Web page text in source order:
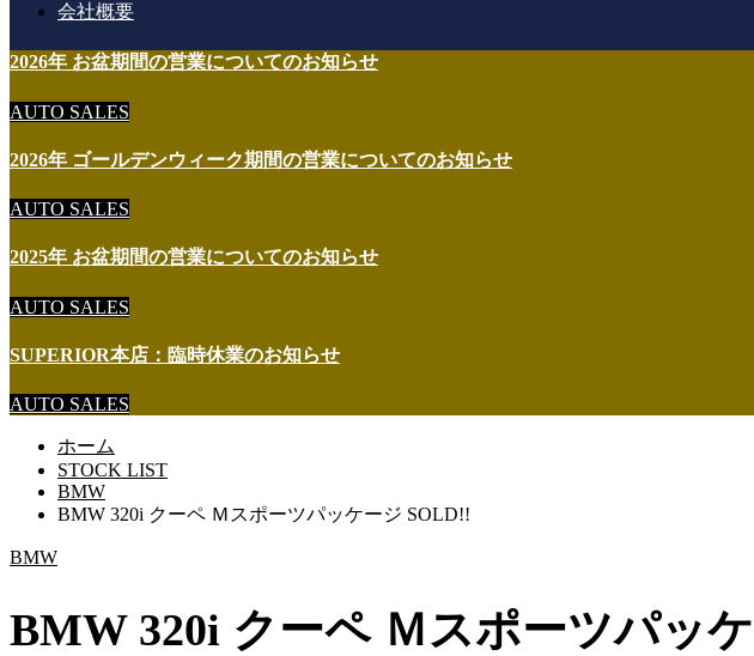
会社概要
2026年 お盆期間の営業についてのお知らせ
AUTO SALES
2026年 ゴールデンウィーク期間の営業についてのお知らせ
AUTO SALES
2025年 お盆期間の営業についてのお知らせ
AUTO SALES
SUPERIOR本店：臨時休業のお知らせ
AUTO SALES
ホーム
STOCK LIST
BMW
BMW 320i クーペ Ｍスポーツパッケージ SOLD!!
BMW
BMW 320i クーペ Ｍスポーツパッ